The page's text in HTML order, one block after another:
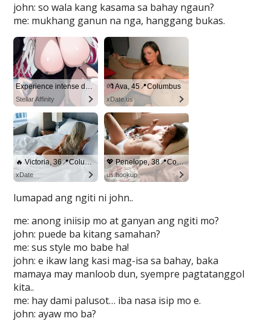
john: so wala kang kasama sa bahay ngaun?
me: mukhang ganun na nga, hanggang bukas.
lumapad ang ngiti ni john..
me: anong iniisip mo at ganyan ang ngiti mo?
john: puede ba kitang samahan?
me: sus style mo babe ha!
john: e ikaw lang kasi mag-isa sa bahay, baka
mamaya may manloob dun, syempre pagtatanggol
kita..
me: hay dami palusot… iba nasa isip mo e.
john: ayaw mo ba?